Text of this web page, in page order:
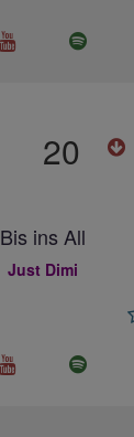
20
Bis ins All
Just Dimi